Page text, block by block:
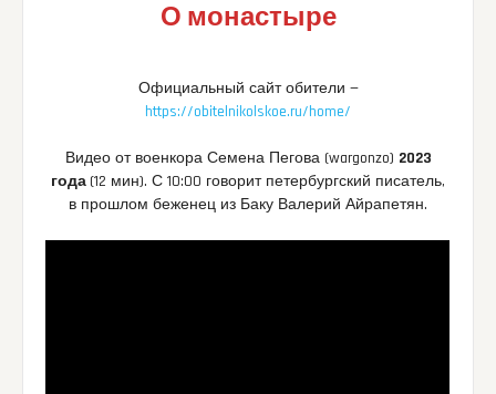
О монастыре
Официальный сайт обители —
https://obitelnikolskoe.ru/home/
Видео от военкора Семена Пегова (wargonzo) 2023
года (12 мин). С 10:00 говорит петербургский писатель,
в прошлом беженец из Баку Валерий Айрапетян.